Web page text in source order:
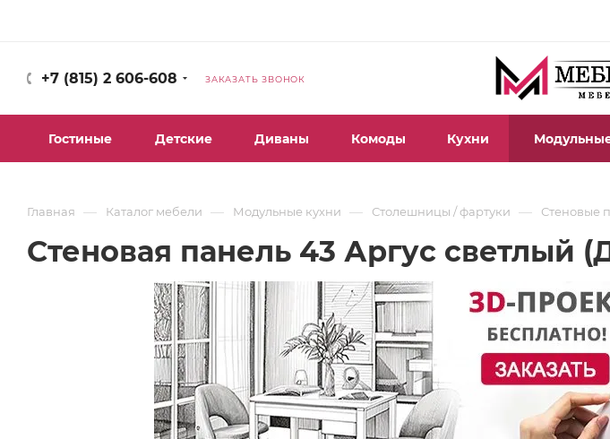
+7 (815) 2 606-608 ЗАКАЗАТЬ ЗВОНОК
Гостиные Детские Диваны Комоды Кухни
Главная — Каталог мебели — Модульные кухни — Столешницы / фартуки — Стеновые
Стеновая панель 43 Аргус светлый